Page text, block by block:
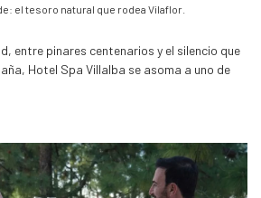
el tesoro natural que rodea Vilaflor.
entre pinares centenarios y el silencio que
Hotel Spa Villalba se asoma a uno de